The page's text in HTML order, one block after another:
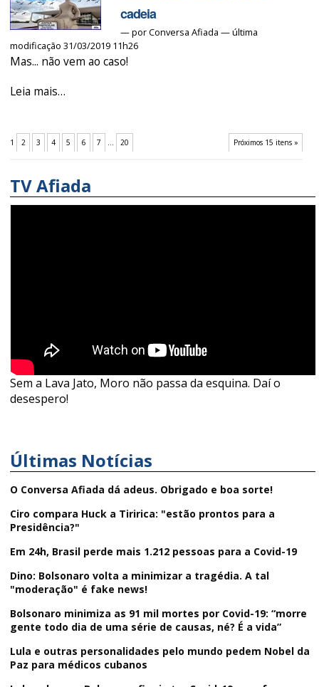
contra
o
Mineirinho
-
cadeia
—porConversa Afiada — última
modificação 31/03/2019 11h26
Mas... não vem ao caso!
Globo
à
da
cadeia
Leia mais…
Próximos 15 itens »
1 2 3 4 5 6 7 ... 20
TV Afiada
Sem a Lava Jato, Moro não passa da esquina. Daí o
desespero!
Últimas Notícias
O Conversa Afiada dá adeus. Obrigado e boa sorte!
Ciro compara Huck a Tiririca: "estão prontos para a
Presidência?"
Em 24h, Brasil perde mais 1.212 pessoas para a Covid-19
Dino: Bolsonaro volta a minimizar a tragédia. A tal
"moderação" é fake news!
Bolsonaro minimiza as 91 mil mortes por Covid-19: “morre
gente todo dia de uma série de causas, né? É a vida”
Lula e outras personalidades pelo mundo pedem Nobel da
Paz para médicos cubanos